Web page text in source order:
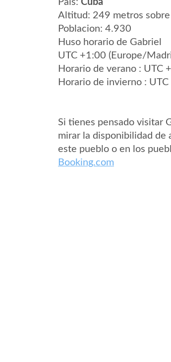
Pais: Cuba
Altitud: 249 metros sobre
Poblacion: 4.930
Huso horario de Gabriel
UTC +1:00 (Europe/
Horario de verano : UTC
Horario de invierno :
Si tienes pensado visitar
mirar la disponibilidad de
este pueblo o en los
Booking.com